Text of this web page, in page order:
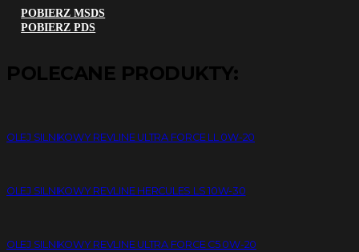
POBIERZ MSDS
POBIERZ PDS
POLECANE PRODUKTY:
OLEJ SILNIKOWY REVLINE ULTRA FORCE LL 0W-20
OLEJ SILNIKOWY REVLINE HERCULES LS 10W-30
OLEJ SILNIKOWY REVLINE ULTRA FORCE C5 0W-20